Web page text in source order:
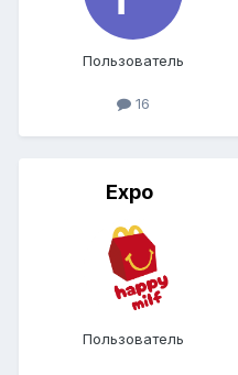
Пользователь
16
Expo
Пользователь